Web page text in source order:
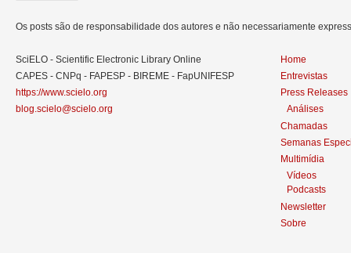
Os posts são de responsabilidade dos autores e não necessariamente
SciELO - Scientific Electronic Library Online
CAPES - CNPq - FAPESP - BIREME - FapUNIFESP
https://www.scielo.org
blog.scielo@scielo.org
Home
Entrevistas
Press Releases
Análises
Chamadas
Semanas
Multimídia
Vídeos
Podcasts
Newsletter
Sobre